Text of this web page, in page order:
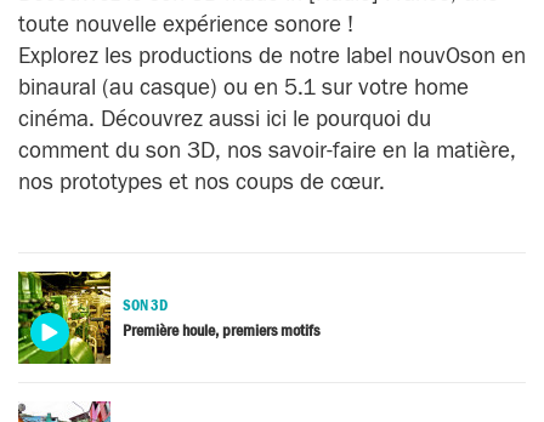
toute nouvelle expérience sonore !
Explorez les productions de notre label nouvOson en
binaural (au casque) ou en 5.1 sur votre home
cinéma. Découvrez aussi ici le pourquoi du
comment du son 3D, nos savoir-faire en la matière,
nos prototypes et nos coups de cœur.
Media
video
SON 3D
Première houle, premiers motifs